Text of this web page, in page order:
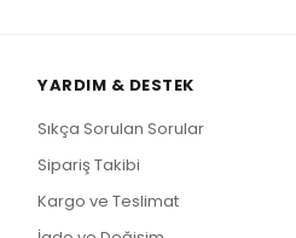
YARDIM & DESTEK
Sıkça Sorulan Sorular
Sipariş Takibi
Kargo ve Teslimat